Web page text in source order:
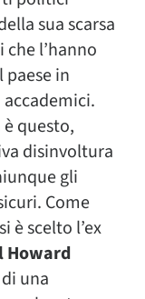
sua scarsa
l’hanno
in
questo,
disinvoltura
gli
Come
è scelto l’ex
Howard
una